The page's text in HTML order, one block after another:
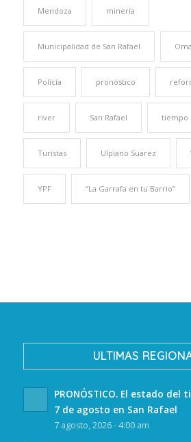
Mendoza minería
Municipalidad de San Rafael
Policía pronóstico
river San Rafael tiempo
Turistas Ulpiano Suarez
YPF “La Garrafa en tu Barrio”
ULTIMAS
PRONÓSTICO. El estado del
7 de agosto en San Rafael
7 agosto, 2026 - 4:00 am